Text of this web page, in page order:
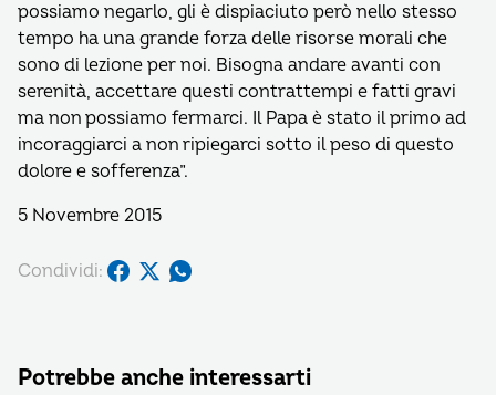
possiamo negarlo, gli è dispiaciuto però nello stesso
tempo ha una grande forza delle risorse morali che
sono di lezione per noi. Bisogna andare avanti con
serenità, accettare questi contrattempi e fatti gravi
ma non possiamo fermarci. Il Papa è stato il primo ad
incoraggiarci a non ripiegarci sotto il peso di questo
dolore e sofferenza”.
5 Novembre 2015
Condividi:
Potrebbe anche interessarti